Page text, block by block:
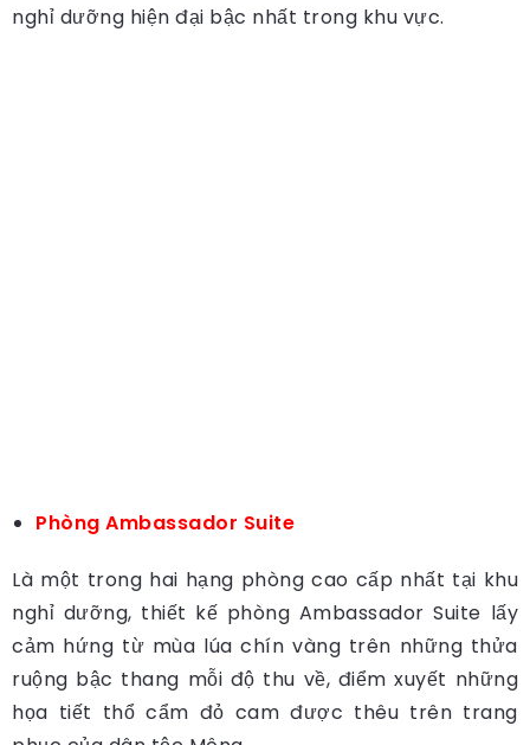
nghỉ dưỡng hiện đại bậc nhất trong khu vực.
Phòng Ambassador Suite
Là một trong hai hạng phòng cao cấp nhất tại khu
nghỉ dưỡng, thiết kế phòng Ambassador Suite lấy
cảm hứng từ mùa lúa chín vàng trên những thửa
ruộng bậc thang mỗi độ thu về, điểm xuyết những
họa tiết thổ cẩm đỏ cam được thêu trên trang